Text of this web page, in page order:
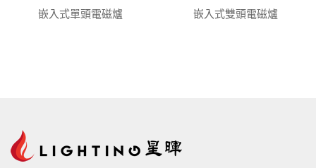
嵌入式單頭電磁爐
嵌入式雙頭電磁爐